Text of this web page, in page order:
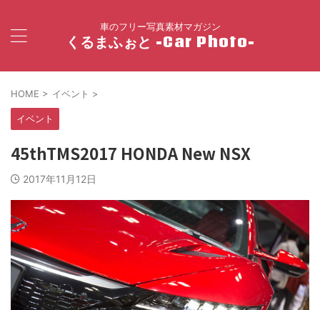
車のフリー写真素材マガジン
くるまふぉと -Car Photo-
HOME > イベント >
イベント
45thTMS2017 HONDA New NSX
2017年11月12日